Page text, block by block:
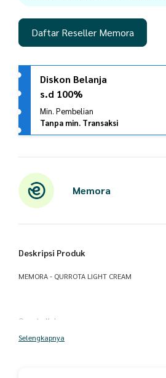
Daftar Reseller Memora
Diskon Belanja
s.d 100%
Min. Pembelian
Tanpa min. Transaksi
Memora
Deskripsi Produk
MEMORA - QURROTA LIGHT CREAM
Qurrota Koko
-Material: Dobby Signature. Bertekstur
Selengkapnya